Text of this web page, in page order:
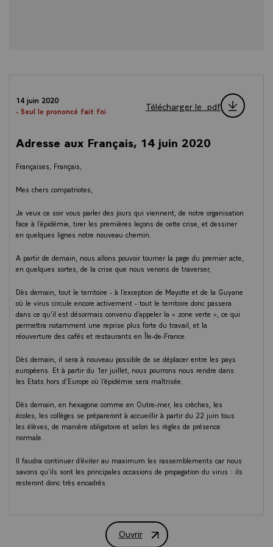
14 juin 2020
- Seul le prononcé fait foi
Télécharger le .pdf
Adresse aux Français, 14 juin 2020
Françaises, Français,
Mes chers compatriotes,
Je veux ce soir vous parler des jours qui viennent, de notre organisation
face à l’épidémie, tirer les premières leçons de cette crise, et dessiner
en quelques lignes notre nouveau chemin.
A partir de demain, nous allons pouvoir tourner la page du premier acte,
en quelques sortes, de la crise que nous venons de traverser,
Dès demain, tout le territoire - à l’exception de Mayotte et de la Guyane
où le virus circule encore activement - tout le territoire donc passera
dans ce qu’il est désormais convenu d’appeler la « zone verte », ce qui
permettra notamment une reprise plus forte du travail, et la
réouverture des cafés et restaurants en Île-de-France.
Dès demain, il sera à nouveau possible de se déplacer entre les pays
européens. Et à partir du 1er juillet, nous pourrons nous rendre dans
les Etats hors d’Europe où l’épidémie sera maîtrisée.
Dès demain, en hexagone comme en Outre-mer, les crèches, les
écoles, les collèges se prépareront à accueillir à partir du 22 juin tous
les élèves, de manière obligatoire et selon les règles de présence
normale.
Il faudra continuer d’éviter au maximum les rassemblements car nous
savons qu’ils sont les principales occasions de propagation du virus : ils
resteront donc très encadrés.
Enfin, pour nos aînés en maisons de retraite ou en établissements, les
Ouvrir
Adresse aux Français, 14 juin 2020